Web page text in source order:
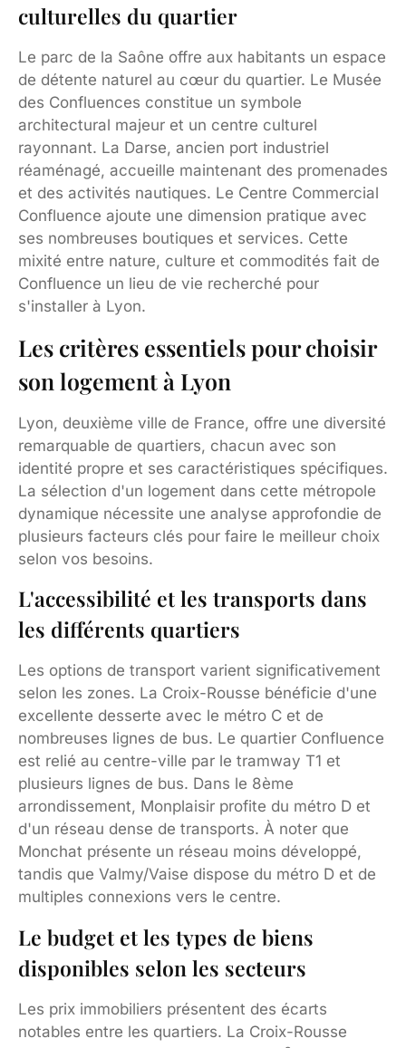
culturelles du quartier
Le parc de la Saône offre aux habitants un espace
de détente naturel au cœur du quartier. Le Musée
des Confluences constitue un symbole
architectural majeur et un centre culturel
rayonnant. La Darse, ancien port industriel
réaménagé, accueille maintenant des promenades
et des activités nautiques. Le Centre Commercial
Confluence ajoute une dimension pratique avec
ses nombreuses boutiques et services. Cette
mixité entre nature, culture et commodités fait de
Confluence un lieu de vie recherché pour
s'installer à Lyon.
Les critères essentiels pour choisir
son logement à Lyon
Lyon, deuxième ville de France, offre une diversité
remarquable de quartiers, chacun avec son
identité propre et ses caractéristiques spécifiques.
La sélection d'un logement dans cette métropole
dynamique nécessite une analyse approfondie de
plusieurs facteurs clés pour faire le meilleur choix
selon vos besoins.
L'accessibilité et les transports dans
les différents quartiers
Les options de transport varient significativement
selon les zones. La Croix-Rousse bénéficie d'une
excellente desserte avec le métro C et de
nombreuses lignes de bus. Le quartier Confluence
est relié au centre-ville par le tramway T1 et
plusieurs lignes de bus. Dans le 8ème
arrondissement, Monplaisir profite du métro D et
d'un réseau dense de transports. À noter que
Monchat présente un réseau moins développé,
tandis que Valmy/Vaise dispose du métro D et de
multiples connexions vers le centre.
Le budget et les types de biens
disponibles selon les secteurs
Les prix immobiliers présentent des écarts
notables entre les quartiers. La Croix-Rousse